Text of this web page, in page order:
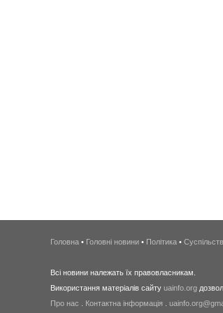
Головна • Головні новини • Політика •
Всі новини належать їх правовласникам.
Використання матеріалів сайту uainfo.org
Про нас
Контактна інформація